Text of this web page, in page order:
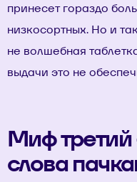
принесет гораздо
низкосортных. Но и
не волшебная
выдачи это не
Миф
слова